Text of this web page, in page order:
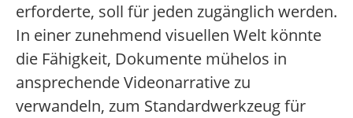
erforderte, soll für jeden zugänglich werden.
In einer zunehmend visuellen Welt könnte
die Fähigkeit, Dokumente mühelos in
ansprechende Videonarrative zu
verwandeln, zum Standardwerkzeug für